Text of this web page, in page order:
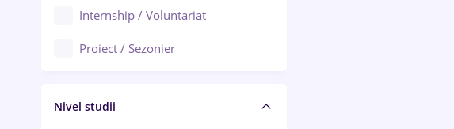
Bârlad
Bistrița (Bistrița-Năsăud)
Auto / Echipamente
Automatizări
Cercetare - dezvoltare
Internship / Voluntariat
Proiect / Sezonier
Nivel studii